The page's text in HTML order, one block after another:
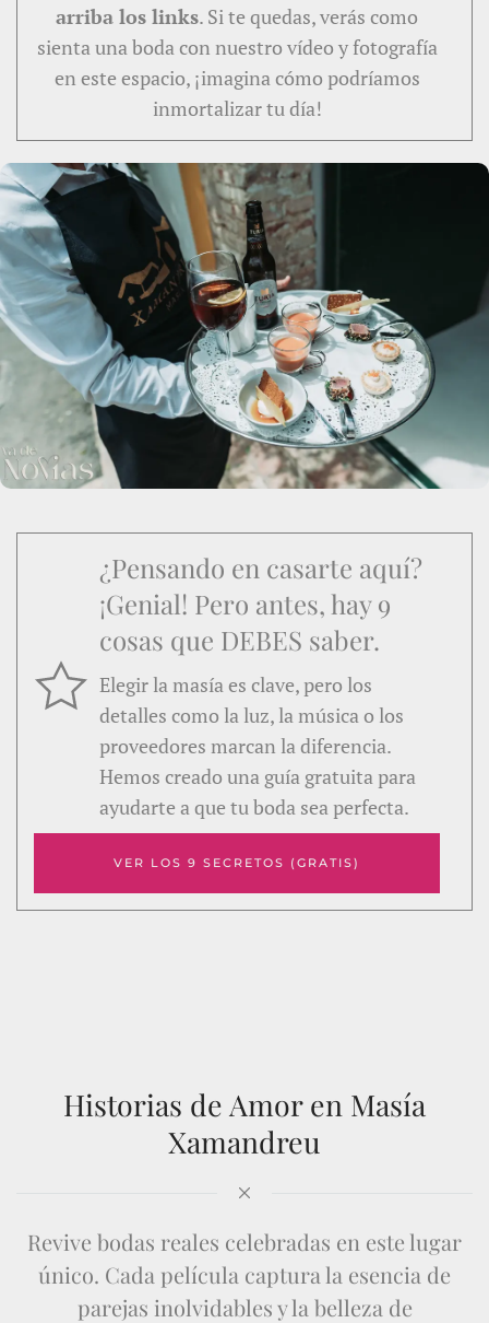
arriba los links. Si te quedas, verás como
sienta una boda con nuestro vídeo y fotografía
en este espacio, ¡imagina cómo podríamos
inmortalizar tu día!
¿Pensando en casarte aquí?
¡Genial! Pero antes, hay 9
cosas que DEBES saber.
Elegir la masía es clave, pero los
detalles como la luz, la música o los
proveedores marcan la diferencia.
Hemos creado una guía gratuita para
ayudarte a que tu boda sea perfecta.
VER LOS 9 SECRETOS (GRATIS)
Historias de Amor en Masía
Xamandreu
Revive bodas reales celebradas en este lugar
único. Cada película captura la esencia de
parejas inolvidables y la belleza de